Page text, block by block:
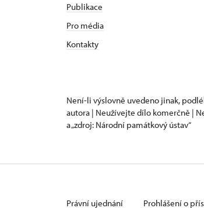
Publikace
Pro média
Kontakty
Není-li výslovně uvedeno jinak,
autora | Neužívejte dílo komerčně |
a „zdroj: Národní památkový ústav“
Právní ujednání Prohlášení o